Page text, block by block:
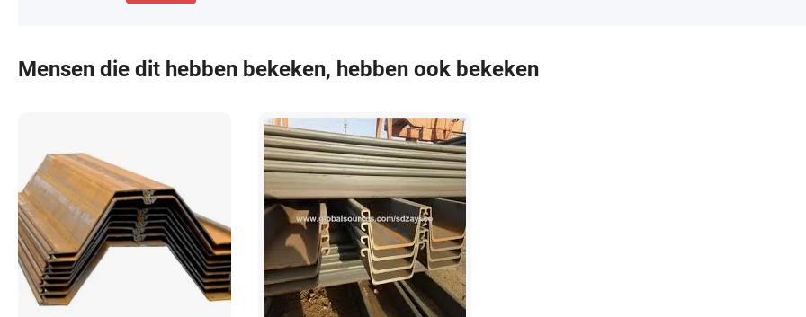
Mensen die dit hebben bekeken, hebben ook bekeken